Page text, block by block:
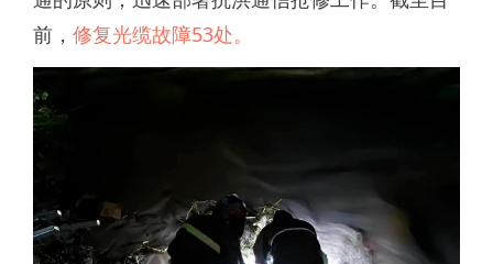
前， 修复光缆故障53处。